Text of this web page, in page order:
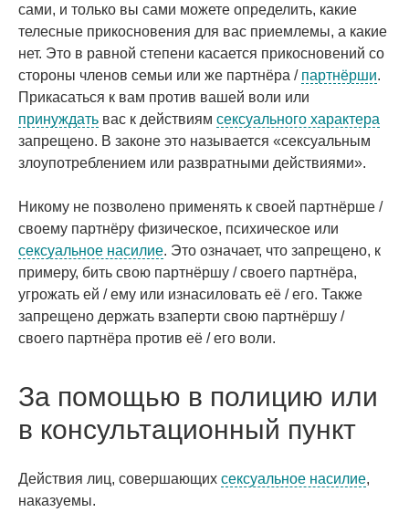
сами, и только вы сами можете определить, какие
телесные прикосновения для вас приемлемы, а какие
нет. Это в равной степени касается прикосновений со
стороны членов семьи или же партнёра / партнёрши.
Прикасаться к вам против вашей воли или
принуждать вас к действиям сексуального характера
запрещено. В законе это называется «сексуальным
злоупотреблением или развратными действиями».
Никому не позволено применять к своей партнёрше /
своему партнёру физическое, психическое или
сексуальное насилие. Это означает, что запрещено, к
примеру, бить свою партнёршу / своего партнёра,
угрожать ей / ему или изнасиловать её / его. Также
запрещено держать взаперти свою партнёршу /
своего партнёра против её / его воли.
За помощью в полицию или
в консультационный пункт
Действия лиц, совершающих сексуальное насилие,
наказуемы.